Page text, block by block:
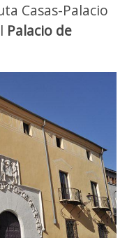
Casas-Palacio
Palacio de